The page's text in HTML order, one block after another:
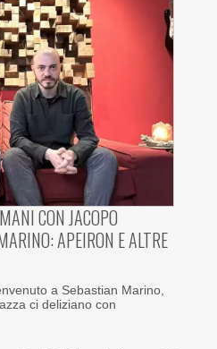
CON JACOPO
APEIRON E ALTRE
a Sebastian Marino,
ci deliziano con